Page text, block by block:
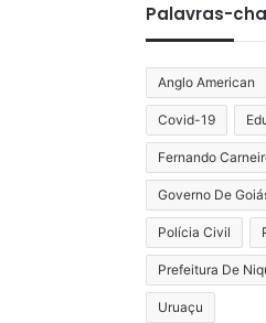
Palavras-
Anglo American
Covid-19
Fernando
Governo De
Polícia Civil
Prefeitura De
Uruaçu